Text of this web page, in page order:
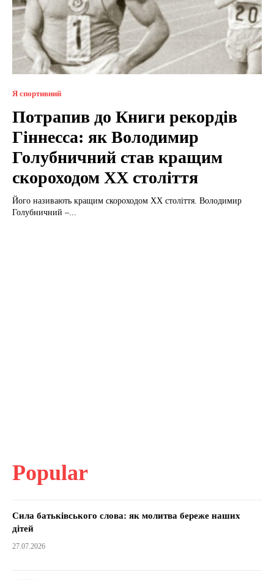
Я спортивний
Потрапив до Книги рекордів
Гіннесса: як Володимир
Голубничний став кращим
скороходом ХХ століття
Його називають кращим скороходом ХХ століття. Володимир
Голубничний –...
Popular
Сила батьківського слова: як молитва береже наших
дітей
27.07.2026